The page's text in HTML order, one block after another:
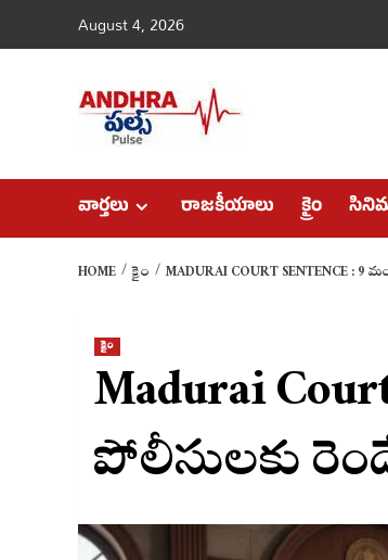
to
August 4, 2026
వార్తలు రాజకీయాలు క్రైం
HOME క్రైం MADURAI COURT SENTENCE :
క్రైం
Madurai
పోలీసులకు